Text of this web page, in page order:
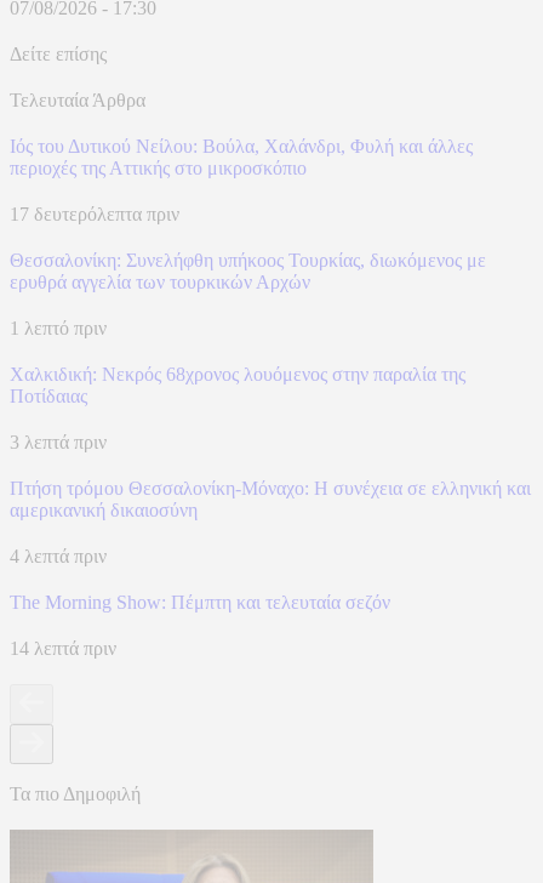
07/08/2026 - 17:30
Δείτε επίσης
Τελευταία Άρθρα
Ιός του Δυτικού Νείλου: Βούλα, Χαλάνδρι, Φυλή και άλλες
περιοχές της Αττικής στο μικροσκόπιο
17 δευτερόλεπτα πριν
Θεσσαλονίκη: Συνελήφθη υπήκοος Τουρκίας, διωκόμενος με
ερυθρά αγγελία των τουρκικών Αρχών
1 λεπτό πριν
Χαλκιδική: Νεκρός 68χρονος λουόμενος στην παραλία της
Ποτίδαιας
3 λεπτά πριν
Πτήση τρόμου Θεσσαλονίκη-Μόναχο: Η συνέχεια σε ελληνική και
αμερικανική δικαιοσύνη
4 λεπτά πριν
The Morning Show: Πέμπτη και τελευταία σεζόν
14 λεπτά πριν
Τα πιο Δημοφιλή